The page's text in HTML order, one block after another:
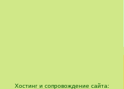
Хостинг и сопровождение сайта: